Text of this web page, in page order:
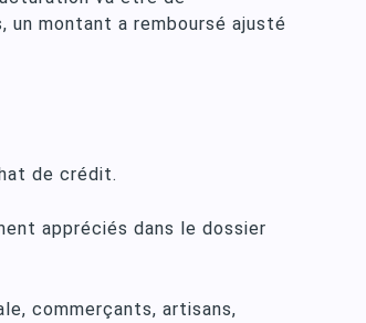
un montant a remboursé ajusté
de crédit.
appréciés dans le dossier
commerçants, artisans,